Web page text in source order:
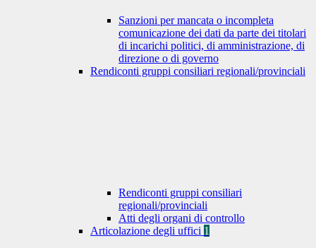
Sanzioni per mancata o incompleta
comunicazione dei dati da parte dei titolari
di incarichi politici, di amministrazione, di
direzione o di governo
Rendiconti gruppi consiliari regionali/provinciali
Rendiconti gruppi consiliari
regionali/provinciali
Atti degli organi di controllo
Articolazione degli uffici 1